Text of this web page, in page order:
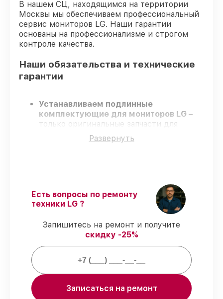
В нашем СЦ, находящимся на территории
Москвы мы обеспечиваем профессиональный
сервис мониторов LG. Наши гарантии
основаны на профессионализме и строгом
контроле качества.
Наши обязательства и технические
гарантии
Устанавливаем подлинные
комплектующие для мониторов LG –
только оригинальные запчасти для
вашей техники.
Сертифицированные инженеры
Работаем строго в установленных
заранее временных рамках– ремонт
мониторов LG в оговоренные сроки.
– на все
услуги и детали для мониторов LG
предоставляется официальное
Мы гарантируем:
Развернуть
Есть вопросы по ремонту
техники LG ?
Запишитесь на ремонт и получите
скидку -25%
Записаться на ремонт